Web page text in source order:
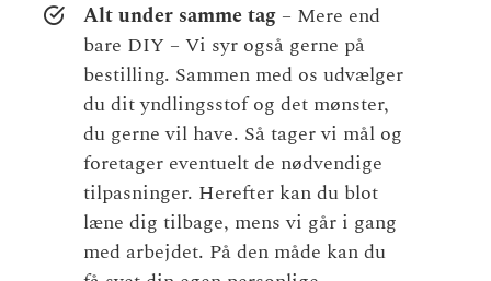
Alt under samme tag – Mere end
bare DIY – Vi syr også gerne på
bestilling. Sammen med os udvælger
du dit yndlingsstof og det mønster,
du gerne vil have. Så tager vi mål og
foretager eventuelt de nødvendige
tilpasninger. Herefter kan du blot
læne dig tilbage, mens vi går i gang
med arbejdet. På den måde kan du